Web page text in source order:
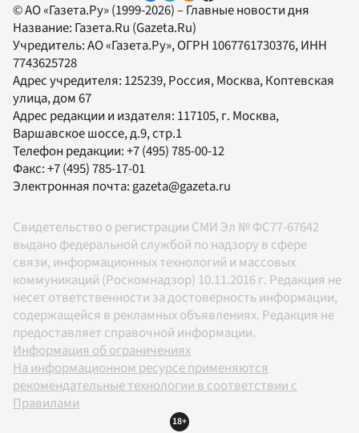
© АО «Газета.Ру» (1999-2026) – Главные новости дня
Название: Газета.Ru (Gazeta.Ru)
Учредитель:АО «Газета.Ру», ОГРН 1067761730376, ИНН
7743625728
Адрес учредителя: 125239, Россия, Москва, Коптевская
улица, дом 67
Адрес редакции и издателя: 117105, г. Москва,
Варшавское шоссе, д.9, стр.1
Телефон редакции:+7 (495) 785-00-12
Факс:+7 (495) 785-17-01
Электронная почта:gazeta@gazeta.ru
Свидетельство о регистрации СМИ Эл № ФС77-67642
выдано федеральной службой по надзору в сфере
связи, информационных технологий и массовых
коммуникаций (Роскомнадзор) 10.11.2016 г. Редакция не
несет ответственности за достоверность информации,
содержащейся в рекламных объявлениях. Редакция не
предоставляет справочной информации.
Информация об ограничениях
На информационном ресурсе применяются
рекомендательные технологии в соответствии с
Правилами
18+